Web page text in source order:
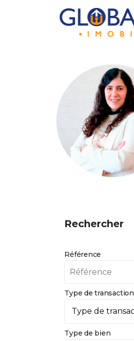
Rechercher
Référence
Type de transaction
Type de bien